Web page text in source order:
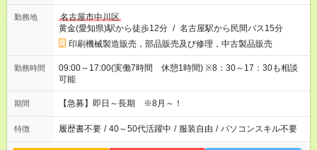
勤務地
名古屋市中川区
黄金(愛知県)駅から徒歩12分 / 名古屋駅から民間バス15分
印刷機械製造販売，部品販売及び修理，中古製品販売
勤務時間
09:00～17:00(実働7時間 休憩1時間) ※8：30～17：30も相談
可能
期間 【急募】即日～長期 ※8月～！
特徴 履歴書不要 / 40～50代活躍中 / 服装自由 / パソコンスキル不要